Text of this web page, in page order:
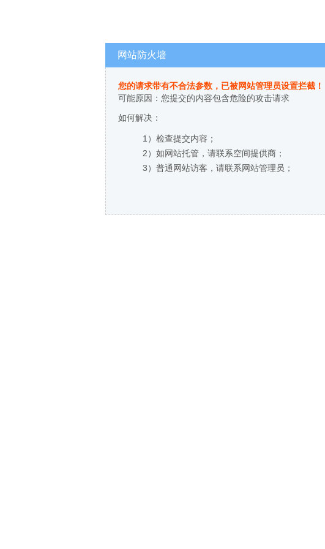
网站防火墙
您的请求带有不合法参数，已被网站管理员设置拦截！
可能原因：您提交的内容包含危险的攻击请求
如何解决：
1）检查提交内容；
2）如网站托管，请联系空间提供商；
3）普通网站访客，请联系网站管理员；